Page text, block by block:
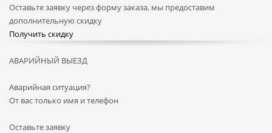
Оставьте заявку через форму заказа, мы предоставим
дополнительную скидку
Получить скидку
АВАРИЙНЫЙ ВЫЕЗД
Аварийная ситуация?
От вас только имя и телефон
Оставьте заявку